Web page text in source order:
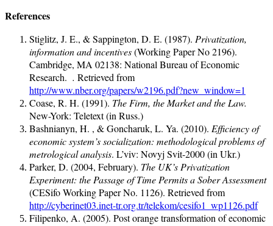
References
Stiglitz, J. E., & Sappington, D. E. (1987). Privatization,
information and incentives(Working Paper No 2196).
Cambridge, MA 02138: National Bureau of Economic
Research. . Retrieved from
http://www.nber.org/papers/w2196.pdf?new_window=1
Coase, R. H. (1991). The Firm, the Market and the Law.
New-York: Teletext (in Russ.)
Bashnianyn, H. , & Goncharuk, L. Ya. (2010). Efficiency of
economic system’s socialization: methodological problems of
metrological analysis. L’viv: Novyj Svit-2000 (in Ukr.)
Parker, D. (2004, February). The UK’s Privatization
Experiment: the Passage of Time Permits a Sober Assessment
(CESifo Working Paper No. 1126). Retrieved from
http://cyberinet03.inet-tr.org.tr/telekom/cesifo1_wp1126.pdf
Filipenko, A. (2005). Post orange transformation of economic